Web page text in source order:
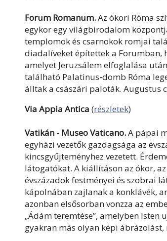
Forum Romanum.Az ókori Róma
egykor egy világbirodalom
templomok és csarnokok romjai
diadalíveket építettek a Forumban,
amelyet Jeruzsálem elfoglalása
található Palatinus-domb Róma
álltak a császári paloták. Augustus
Via Appia Antica (részletek)
Vatikán - Museo Vaticano.A pápai
egyházi vezetők gazdagsága az
kincsgyűjteményhez vezetett.
látogatókat. A kiállításon az ókor,
évszázadok festményei és szobrai
kápolnában zajlanak a konklávék,
azonban elsősorban vonzza az
„Ádám teremtése”, amelyben
gyakran más olyan képi ábrázolást,